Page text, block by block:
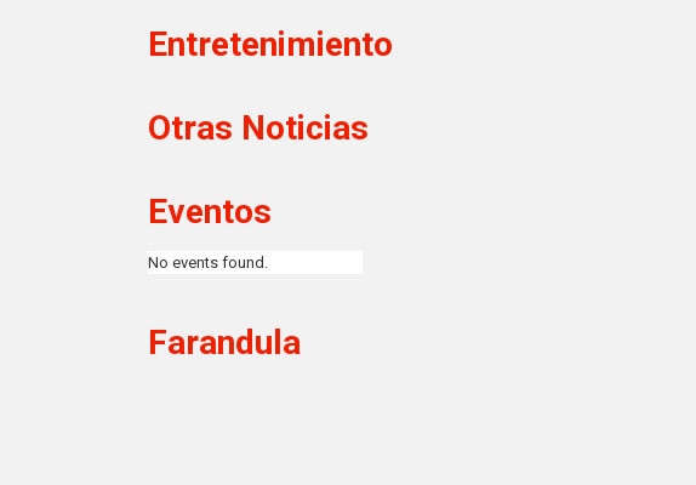
Entretenimiento
Otras Noticias
Eventos
No events found.
Farandula